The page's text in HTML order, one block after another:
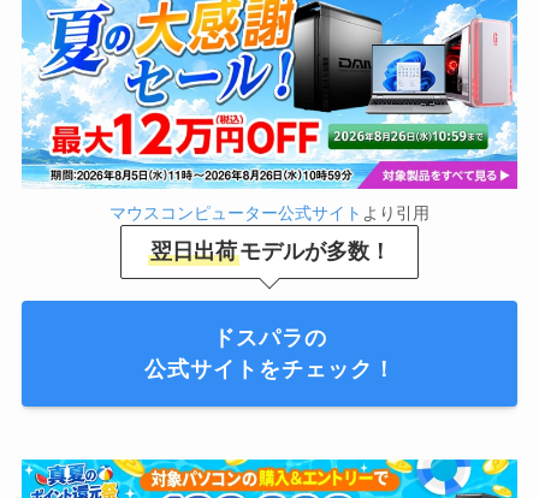
マウスコンピューター公式サイト より引用
翌日出荷モデルが多数！
ドスパラの
公式サイトをチェック！